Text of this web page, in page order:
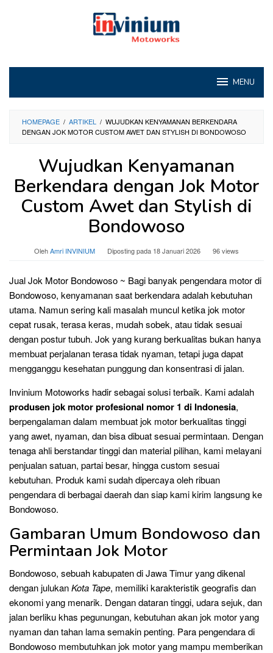
MENU
HOMEPAGE / ARTIKEL / WUJUDKAN KENYAMANAN BERKENDARA
DENGAN JOK MOTOR CUSTOM AWET DAN STYLISH DI BONDOWOSO
Wujudkan Kenyamanan
Berkendara dengan Jok Motor
Custom Awet dan Stylish di
Bondowoso
OlehAmri INVINIUM Diposting pada 18 Januari 2026 96 views
Jual Jok Motor Bondowoso ~ Bagi banyak pengendara motor di
Bondowoso, kenyamanan saat berkendara adalah kebutuhan
utama. Namun sering kali masalah muncul ketika jok motor
cepat rusak, terasa keras, mudah sobek, atau tidak sesuai
dengan postur tubuh. Jok yang kurang berkualitas bukan hanya
membuat perjalanan terasa tidak nyaman, tetapi juga dapat
mengganggu kesehatan punggung dan konsentrasi di jalan.
Invinium Motoworks hadir sebagai solusi terbaik. Kami adalah
produsen jok motor profesional nomor 1 di Indonesia,
berpengalaman dalam membuat jok motor berkualitas tinggi
yang awet, nyaman, dan bisa dibuat sesuai permintaan. Dengan
tenaga ahli berstandar tinggi dan material pilihan, kami melayani
penjualan satuan, partai besar, hingga custom sesuai
kebutuhan. Produk kami sudah dipercaya oleh ribuan
pengendara di berbagai daerah dan siap kami kirim langsung ke
Bondowoso.
Gambaran Umum Bondowoso dan
Permintaan Jok Motor
Bondowoso, sebuah kabupaten di Jawa Timur yang dikenal
dengan julukanKota Tape, memiliki karakteristik geografis dan
ekonomi yang menarik. Dengan dataran tinggi, udara sejuk, dan
jalan berliku khas pegunungan, kebutuhan akan jok motor yang
nyaman dan tahan lama semakin penting. Para pengendara di
Bondowoso membutuhkan jok motor yang mampu memberikan